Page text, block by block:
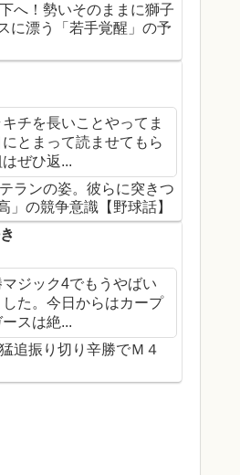
へ！勢いそのままに獅子
に漂う「若手覚醒」の予
チを長いことやってま
とまって読ませてもら
ぜひ返...
ランの姿。彼らに突きつ
」の競争意識【野球話】
ジック4でもうやばい
た。今日からはカープ
スは絶...
追振り切り辛勝でＭ４